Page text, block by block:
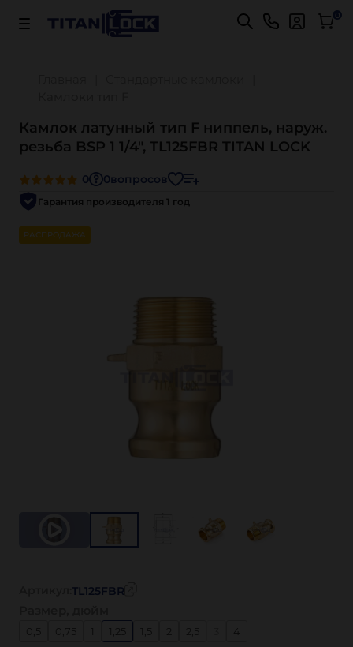
Важно! Для оплаты заказов Подробнее 0
Камлок латунный тип F ниппель, наруж.
резьба BSP 1 1/4", TL125FBR TITAN LOCK
0 0вопросов
Гарантия производителя 1 год
РАСПРОДАЖА
TL125FBR
0,75